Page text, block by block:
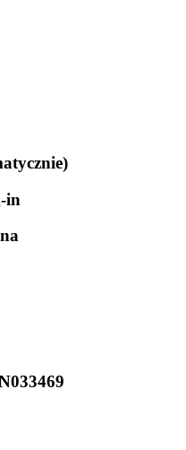
in